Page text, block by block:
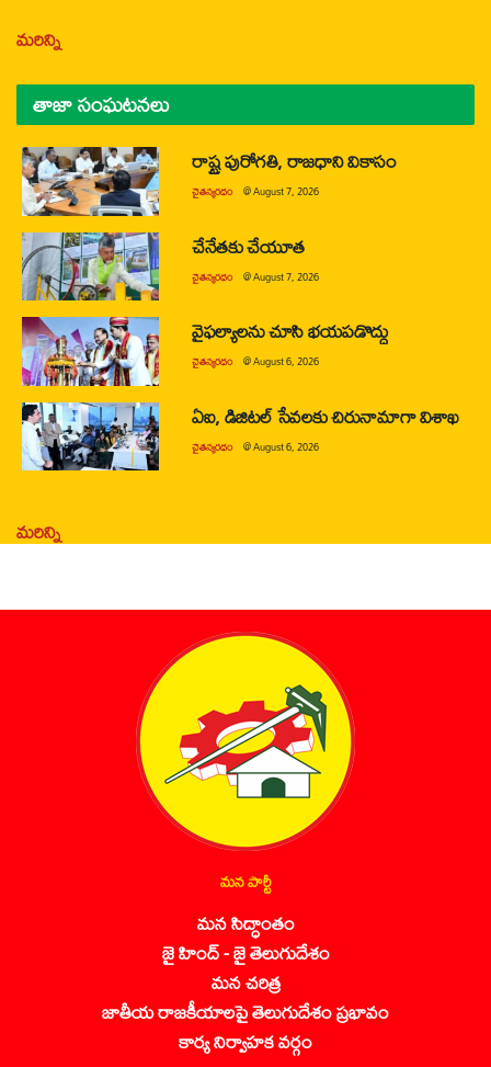
మరిన్ని
తాజా సంఘటనలు
రాష్ట్ర పురోగతి, రాజధాని వికాసం
చైతన్యరధం @August 7, 2026
చేనేతకు చేయూత
చైతన్యరధం @August 7, 2026
వైఫల్యాలను చూసి భయపడొద్దు
చైతన్యరధం @August 6, 2026
ఏఐ, డిజిటల్ సేవలకు చిరునామాగా విశాఖ
చైతన్యరధం @August 6, 2026
మరిన్ని
మన పార్టీ
మన సిద్ధాంతం
జై హింద్ - జై తెలుగుదేశం
మన చరిత్ర
జాతీయ రాజకీయాలపై తెలుగుదేశం ప్రభావం
కార్య నిర్వాహక వర్గం